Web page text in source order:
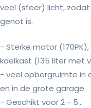
veel (sfeer) licht,
genot is.
- Sterke motor
koelkast (135 liter met
- veel opbergruimte in
en in de grote garage
- Geschikt voor 2 - 5...